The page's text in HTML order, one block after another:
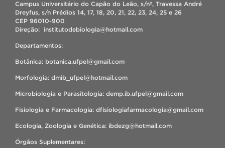
Campus Universitário do Capão do Leão, s/nº, Travessa André
Dreyfus, s/n Prédios 14, 17, 18, 20, 21, 22, 23, 24, 25 e 26
CEP 96010-900
Direção: institutodebiologia@hotmail.com
Departamentos:
Botânica: botanica.ufpel@gmail.com
Morfologia: dmib_ufpel@hotmail.com
Microbiologia e Parasitologia: demp.ib.ufpel@gmail.com
Fisiologia e Farmacologia: dfisiologiafarmacologia@gmail.com
Ecologia, Zoologia e Genética: ibdezg@hotmail.com
Órgãos Suplementares: